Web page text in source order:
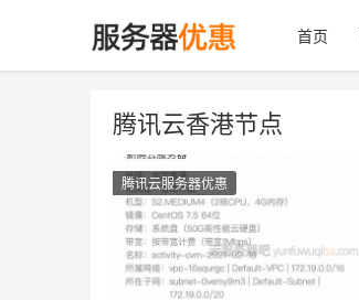
首页
腾讯云香港节点
腾讯云服务器优惠